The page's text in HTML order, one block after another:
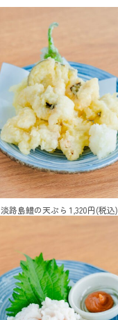
淡路島鱧の天ぷら 1,320円(税込)